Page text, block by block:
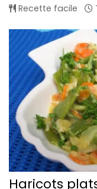
Recette facile
Haricots